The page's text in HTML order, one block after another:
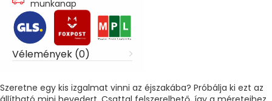
munkanap
Vélemények (0)
Szeretne egy kis izgalmat vinni az éjszakába? Próbálja ki ezt az